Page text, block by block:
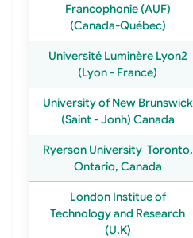
Francophonie (AUF)
(Canada-Québec)
Université Luminère Lyon2
(Lyon - France)
University of New Brunswick
(Saint - Jonh) Canada
Ryerson University Toronto,
Ontario, Canada
London Institue of
Technology and Research
(U.K)